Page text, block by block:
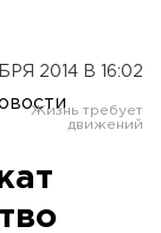
2014 В 16:02